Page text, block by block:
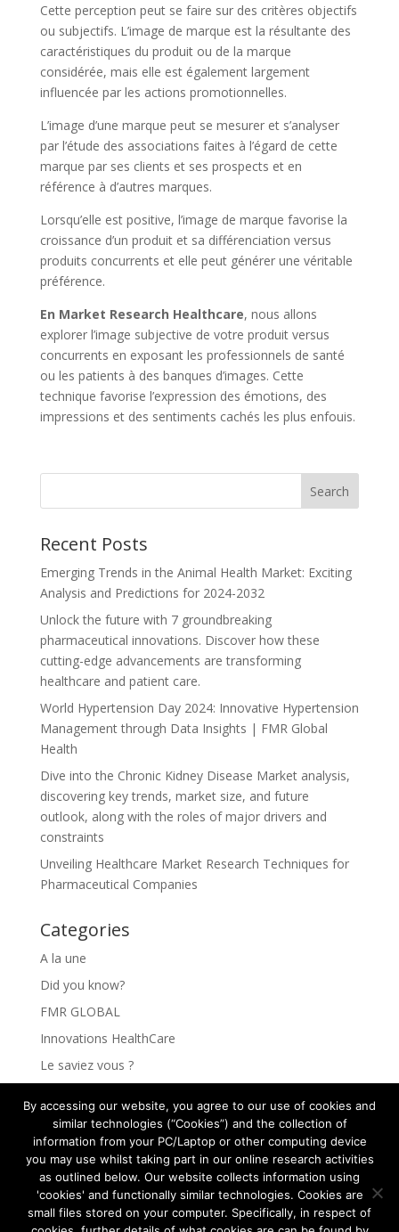
Cette perception peut se faire sur des critères objectifs
ou subjectifs. L’image de marque est la résultante des
caractéristiques du produit ou de la marque
considérée, mais elle est également largement
influencée par les actions promotionnelles.
L’image d’une marque peut se mesurer et s’analyser
par l’étude des associations faites à l’égard de cette
marque par ses clients et ses prospects et en
référence à d’autres marques.
Lorsqu’elle est positive, l’image de marque favorise la
croissance d’un produit et sa différenciation versus
produits concurrents et elle peut générer une véritable
préférence.
En Market Research Healthcare, nous allons
explorer l’image subjective de votre produit versus
concurrents en exposant les professionnels de santé
ou les patients à des banques d’images. Cette
technique favorise l’expression des émotions, des
impressions et des sentiments cachés les plus enfouis.
Recent Posts
Emerging Trends in the Animal Health Market: Exciting
Analysis and Predictions for 2024-2032
Unlock the future with 7 groundbreaking
pharmaceutical innovations. Discover how these
cutting-edge advancements are transforming
healthcare and patient care.
World Hypertension Day 2024: Innovative Hypertension
Management through Data Insights | FMR Global
Health
Dive into the Chronic Kidney Disease Market analysis,
discovering key trends, market size, and future
outlook, along with the roles of major drivers and
constraints
Unveiling Healthcare Market Research Techniques for
Pharmaceutical Companies
Categories
A la une
Did you know?
FMR GLOBAL
Innovations HealthCare
Le saviez vous ?
Les secrets pour comprendre vos clients
Rejoindre FMR GLOBAL HEALTH
The secrets to understanding your clients
By accessing our website, you agree to our use of cookies and
similar technologies (“Cookies”) and the collection of
information from your PC/Laptop or other computing device
you may use whilst taking part in our online research activities
as outlined below. Our website collects information using
'cookies' and functionally similar technologies. Cookies are
small files stored on your computer. Specifically, in respect of